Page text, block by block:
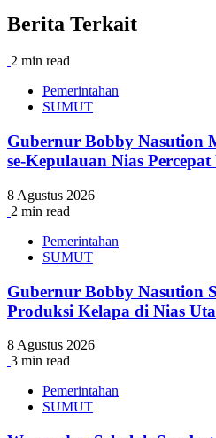
Berita Terkait
2 min read
Pemerintahan
SUMUT
Gubernur Bobby Nasution
se-Kepulauan Nias
8 Agustus 2026
2 min read
Pemerintahan
SUMUT
Gubernur Bobby Nasution
Produksi Kelapa di Nias
8 Agustus 2026
3 min read
Pemerintahan
SUMUT